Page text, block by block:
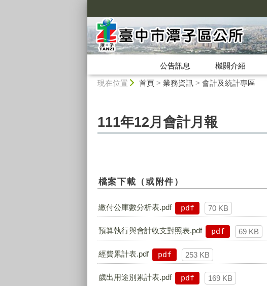
公告訊息 機關介紹
現在位置 首頁> 業務資訊> 會計及統計專區
111年12月會計月報
檔案下載（或附件）
繳付公庫數分析表.pdf pdf 70 KB
預算執行與會計收支對照表.pdf pdf 69 KB
經費累計表.pdf pdf 253 KB
歲出用途別累計表.pdf pdf 169 KB